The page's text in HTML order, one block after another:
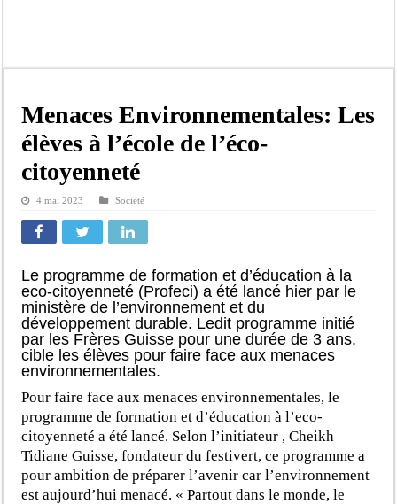
Banditisme : Fily Sané, ancien Lieutenant du célèbre Ino, de nouveau Interpellé
Affaire Farba Ngom : La balle, dans le camp du procureur financier
Succession de Pape Thiaw : la bombe à retardement qui menace la FSF
Baisse des réserves de sang : au CNTS de Dakar, des citoyens répondent à
Menaces Environnementales: Les
élèves à l’école de l’éco-
citoyenneté
4 mai 2023 Société
Le programme de formation et d’éducation à la
eco-citoyenneté (Profeci) a été lancé hier par le
ministère de l’environnement et du
développement durable. Ledit programme initié
par les Frères Guisse pour une durée de 3 ans,
cible les élèves pour faire face aux menaces
environnementales.
Pour faire face aux menaces environnementales, le
programme de formation et d’éducation à l’eco-
citoyenneté a été lancé. Selon l’initiateur , Cheikh
Tidiane Guisse, fondateur du festivert, ce programme a
pour ambition de préparer l’avenir car l’environnement
est aujourd’hui menacé. « Partout dans le monde, le